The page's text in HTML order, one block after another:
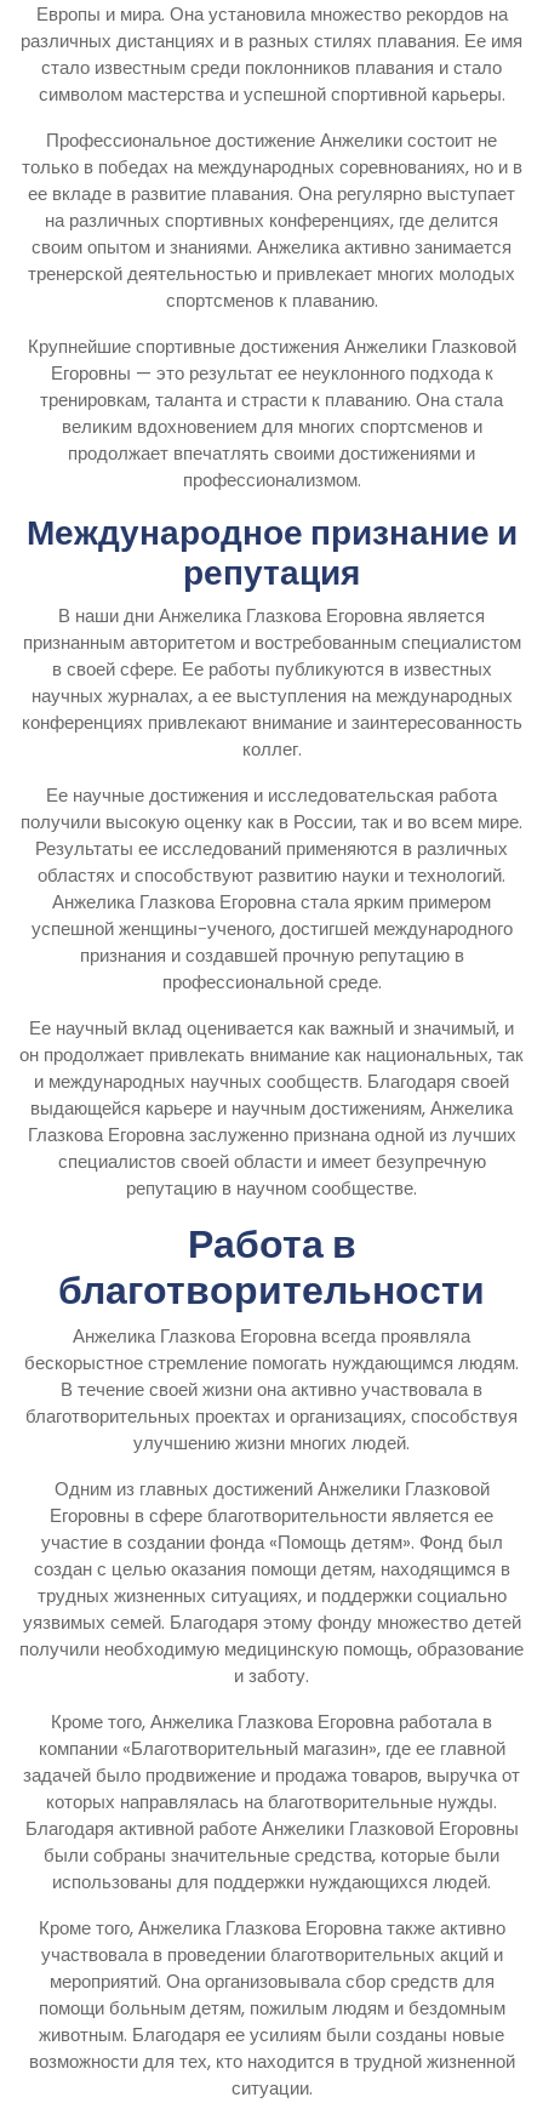
Европы и мира. Она установила множество рекордов на
различных дистанциях и в разных стилях плавания. Ее имя
стало известным среди поклонников плавания и стало
символом мастерства и успешной спортивной карьеры.
Профессиональное достижение Анжелики состоит не
только в победах на международных соревнованиях, но и в
ее вкладе в развитие плавания. Она регулярно выступает
на различных спортивных конференциях, где делится
своим опытом и знаниями. Анжелика активно занимается
тренерской деятельностью и привлекает многих молодых
спортсменов к плаванию.
Крупнейшие спортивные достижения Анжелики Глазковой
Егоровны — это результат ее неуклонного подхода к
тренировкам, таланта и страсти к плаванию. Она стала
великим вдохновением для многих спортсменов и
продолжает впечатлять своими достижениями и
профессионализмом.
Международное признание и
репутация
В наши дни Анжелика Глазкова Егоровна является
признанным авторитетом и востребованным специалистом
в своей сфере. Ее работы публикуются в известных
научных журналах, а ее выступления на международных
конференциях привлекают внимание и заинтересованность
коллег.
Ее научные достижения и исследовательская работа
получили высокую оценку как в России, так и во всем мире.
Результаты ее исследований применяются в различных
областях и способствуют развитию науки и технологий.
Анжелика Глазкова Егоровна стала ярким примером
успешной женщины-ученого, достигшей международного
признания и создавшей прочную репутацию в
профессиональной среде.
Ее научный вклад оценивается как важный и значимый, и
он продолжает привлекать внимание как национальных, так
и международных научных сообществ. Благодаря своей
выдающейся карьере и научным достижениям, Анжелика
Глазкова Егоровна заслуженно признана одной из лучших
специалистов своей области и имеет безупречную
репутацию в научном сообществе.
Работа в
благотворительности
Анжелика Глазкова Егоровна всегда проявляла
бескорыстное стремление помогать нуждающимся людям.
В течение своей жизни она активно участвовала в
благотворительных проектах и организациях, способствуя
улучшению жизни многих людей.
Одним из главных достижений Анжелики Глазковой
Егоровны в сфере благотворительности является ее
участие в создании фонда «Помощь детям». Фонд был
создан с целью оказания помощи детям, находящимся в
трудных жизненных ситуациях, и поддержки социально
уязвимых семей. Благодаря этому фонду множество детей
получили необходимую медицинскую помощь, образование
и заботу.
Кроме того, Анжелика Глазкова Егоровна работала в
компании «Благотворительный магазин», где ее главной
задачей было продвижение и продажа товаров, выручка от
которых направлялась на благотворительные нужды.
Благодаря активной работе Анжелики Глазковой Егоровны
были собраны значительные средства, которые были
использованы для поддержки нуждающихся людей.
Кроме того, Анжелика Глазкова Егоровна также активно
участвовала в проведении благотворительных акций и
мероприятий. Она организовывала сбор средств для
помощи больным детям, пожилым людям и бездомным
животным. Благодаря ее усилиям были созданы новые
возможности для тех, кто находится в трудной жизненной
ситуации.